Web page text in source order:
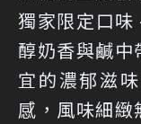
獨家限定口
醇奶香與鹹
宜的濃郁滋
感，風味細緻